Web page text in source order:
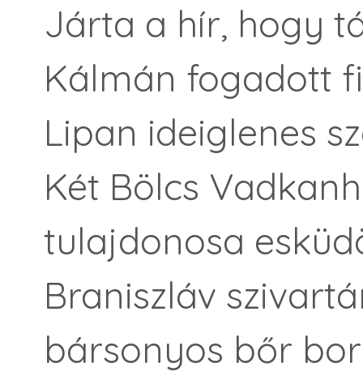
Járta a hír, hogy
Kálmán fogadott
Lipan ideiglenes
Két Bölcs
tulajdonosa
Braniszláv
bársonyos bőr